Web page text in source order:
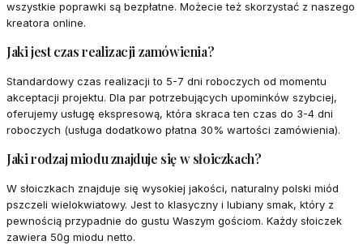
wszystkie poprawki są bezpłatne. Możecie też skorzystać z naszego
kreatora online.
Jaki jest czas realizacji zamówienia?
Standardowy czas realizacji to 5-7 dni roboczych od momentu
akceptacji projektu. Dla par potrzebujących upominków szybciej,
oferujemy usługę ekspresową, która skraca ten czas do 3-4 dni
roboczych (usługa dodatkowo płatna 30% wartości zamówienia).
Jaki rodzaj miodu znajduje się w słoiczkach?
W słoiczkach znajduje się wysokiej jakości, naturalny polski miód
pszczeli wielokwiatowy. Jest to klasyczny i lubiany smak, który z
pewnością przypadnie do gustu Waszym gościom. Każdy słoiczek
zawiera 50g miodu netto.